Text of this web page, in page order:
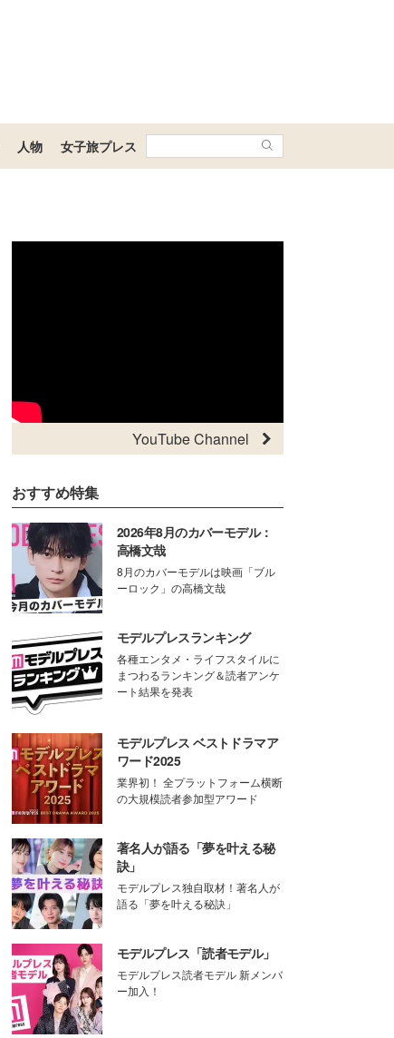
人物 女子旅プレス
YouTube Channel
おすすめ特集
2026年8月のカバーモデル：
高橋文哉
8月のカバーモデルは映画「ブル
ーロック」の高橋文哉
モデルプレスランキング
各種エンタメ・ライフスタイルに
まつわるランキング＆読者アンケ
ート結果を発表
モデルプレス ベストドラマア
ワード2025
業界初！ 全プラットフォーム横断
の大規模読者参加型アワード
著名人が語る「夢を叶える秘
訣」
モデルプレス独自取材！著名人が
語る「夢を叶える秘訣」
モデルプレス「読者モデル」
モデルプレス読者モデル 新メンバ
ー加入！